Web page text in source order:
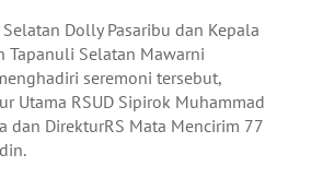
Dolly Pasaribu dan Kepala
Tapanuli Selatan Mawarni
seremoni tersebut,
Utama RSUD Sipirok Muhammad
dan DirekturRS Mata Mencirim 77